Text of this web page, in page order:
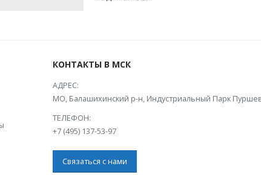
КОНТАКТЫ В МСК
АДРЕС:
МО, Балашихинский р-н, Индустриальный Парк
ТЕЛЕФОН:
+7 (495) 137-53-97
Связаться с нами